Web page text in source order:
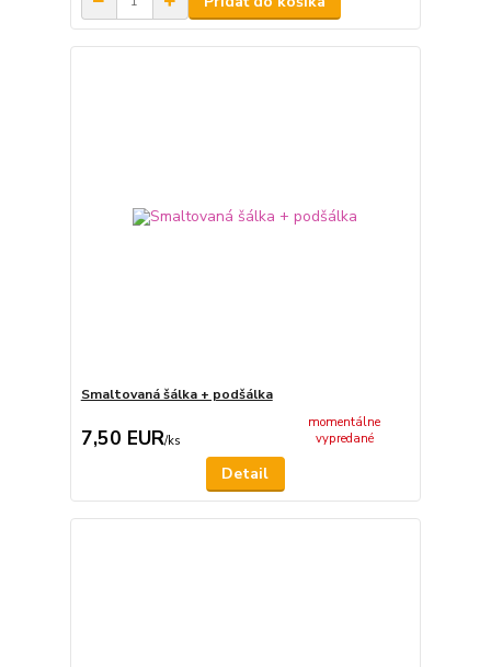
Smaltovaná šálka + podšálka
7,50 EUR/ks
momentálne
vypredané
Detail